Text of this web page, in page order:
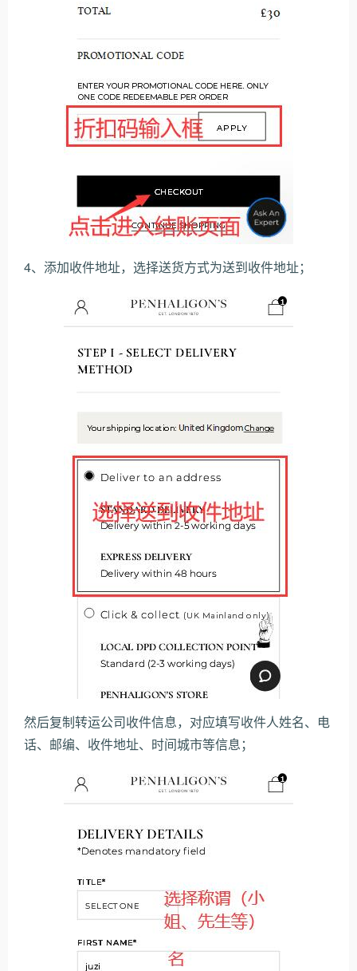
4、添加收件地址，选择送货方式为送到收件地址；
然后复制转运公司收件信息，对应填写收件人姓名、电
话、邮编、收件地址、时间城市等信息；